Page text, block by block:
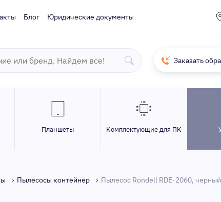
Блог Юридические документы
Заказать
Планшеты Комплектующие для ПК
Пылесосы контейнер Пылесос Rondell RDE-2060, черный